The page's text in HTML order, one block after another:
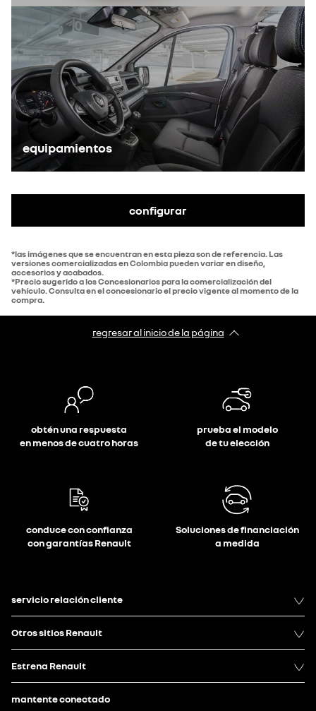
equipamientos
configurar
*las imágenes que se encuentran en esta pieza son de referencia. Las
versiones comercializadas en Colombia pueden variar en diseño,
accesorios y acabados.
*Precio sugerido a los Concesionarios para la comercialización del
vehículo. Consulta en el concesionario el precio vigente al momento de la
compra.
regresar al inicio de la página
obtén una respuesta
en menos de cuatro horas
prueba el modelo
de tu elección
conduce con confianza
con garantías Renault
Soluciones de financiación
a medida
servicio relación cliente
Otros sitios Renault
Estrena Renault
mantente conectado